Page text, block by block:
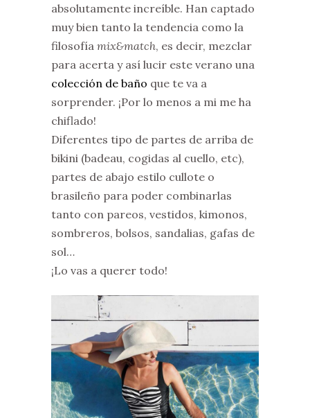
absolutamente increíble. Han captado
muy bien tanto la tendencia como la
filosofía mix&match, es decir, mezclar
para acerta y así lucir este verano una
colección de baño que te va a
sorprender. ¡Por lo menos a mi me ha
chiflado!
Diferentes tipo de partes de arriba de
bikini (badeau, cogidas al cuello, etc),
partes de abajo estilo cullote o
brasileño para poder combinarlas
tanto con pareos, vestidos, kimonos,
sombreros, bolsos, sandalias, gafas de
sol…
¡Lo vas a querer todo!